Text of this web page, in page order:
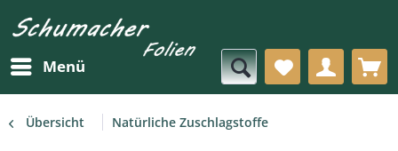
Menü
Übersicht Natürliche Zuschlagstoffe